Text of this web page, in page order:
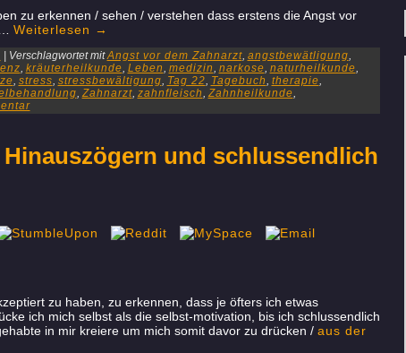
zu erkennen / sehen / verstehen dass erstens die Angst vor
Weiterlesen →
Verschlagwortet mit Angst vor dem Zahnarzt, angstbewätligung,
, kräuterheilkunde, Leben, medizin, narkose, naturheilkunde,
, stress, stressbewältigung, Tag 22, Tagebuch, therapie,
, Zahnarzt, zahnfleisch, Zahnheilkunde,
Hinauszögern und schlussendlich
zu haben, zu erkennen, dass je öfters ich etwas
ich mich selbst als die selbst-motivation, bis ich schlussendlich
in mir kreiere um mich somit davor zu drücken / aus der